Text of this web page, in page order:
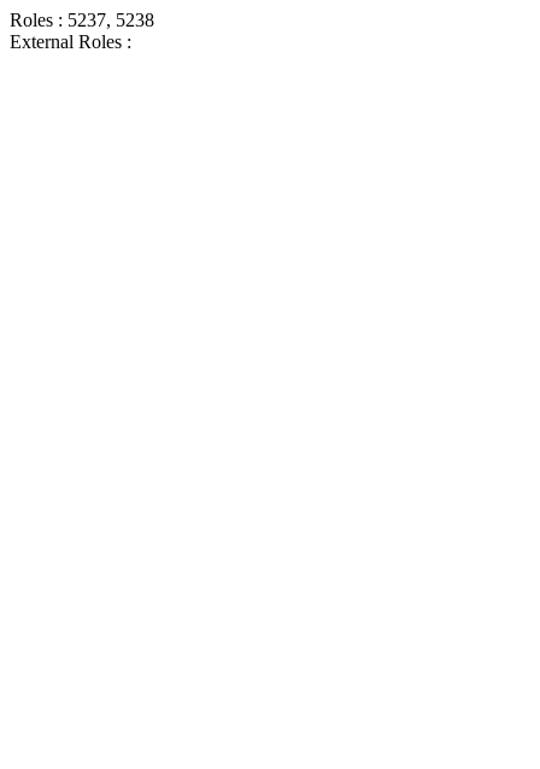
Roles : 5237, 5238
External Roles :